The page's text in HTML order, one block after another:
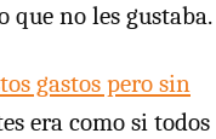
no les gustaba.
gastos pero sin
era como si todos